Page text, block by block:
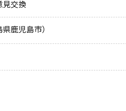
見交換
鹿児島市）